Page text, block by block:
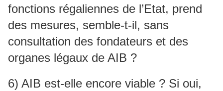
fonctions régaliennes de l’Etat, prend
des mesures, semble-t-il, sans
consultation des fondateurs et des
organes légaux de AIB ?
6) AIB est-elle encore viable ? Si oui,